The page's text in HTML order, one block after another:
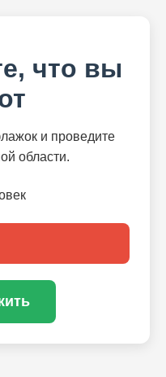
что вы
и проведите
области.